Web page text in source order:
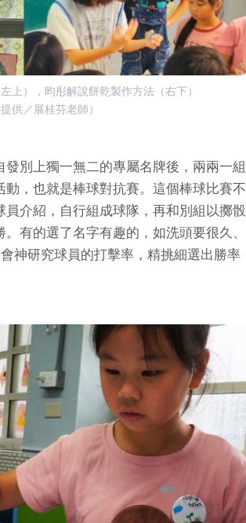
上），昀彤解說餅乾製作方法（右下）
提供／展桂芬老師）
別上獨一無二的專屬名牌後，兩兩一組
，也就是棒球對抗賽。這個棒球比賽不
介紹，自行組成球隊，再和別組以擲骰
有的選了名字有趣的，如洗頭要很久、
神研究球員的打擊率，精挑細選出勝率